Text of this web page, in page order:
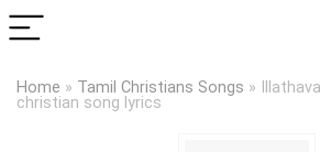
Home » Tamil Christians Songs »
christian song lyrics